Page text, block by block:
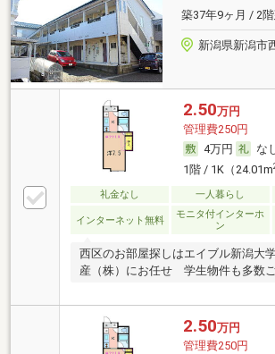
築37年9ヶ月 / 2
新潟県新潟市
2.50万円
管理費250円
4万円
な
1階 / 1K（24.01m
礼金なし 一人暮らし
インターネット無料
モニタ付インターホ
ン
西区のお部屋探しはエイブル新潟大
産（株）にお任せ 学生物件も多数
2.50万円
管理費250円